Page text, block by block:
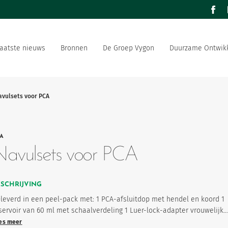
nieuws Bronnen De Groep Vygon
wereld Ons aanbodDuurzame
voor PCA
voor PCA
in een peel-pack met: 1 PCA-afsluitdop met hendel en koord 1
van 60 ml met schaalverdeling 1 Luer-lock-adapter vrouwelijk…
meer